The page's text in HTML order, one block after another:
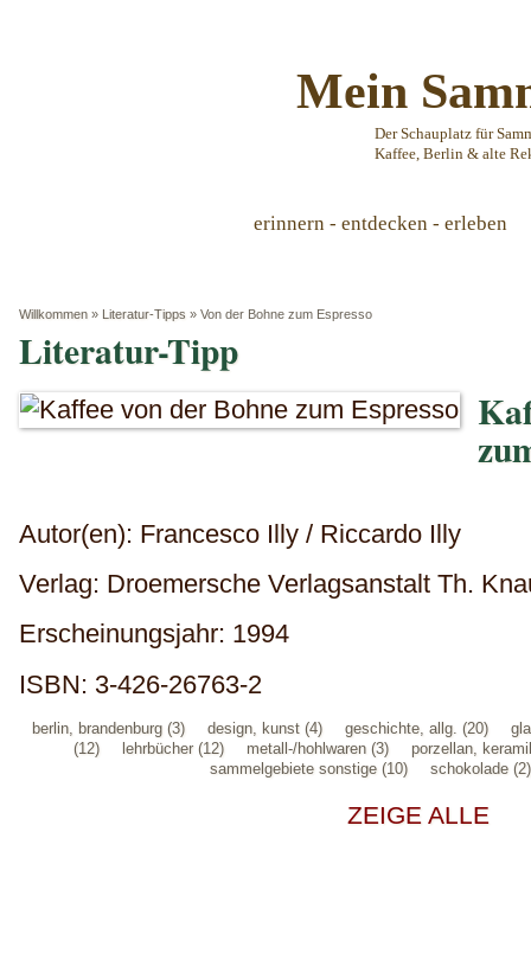
Mein
Der Schauplatz für
Kaffee, Berlin & alte
erinnern - entdecken - erleben
Willkommen » Literatur-Tipps » Von der Bohne zum Espresso
Literatur-Tipp
Autor(en): Francesco Illy / Riccardo Illy
Verlag: Droemersche Verlagsanstalt Th.
Erscheinungsjahr: 1994
ISBN: 3-426-26763-2
berlin, brandenburg (3) design, kunst (4) geschichte, allg. (20)
(12)
lehrbücher (12) metall-/hohlwaren (3)
porzellan,
sammelgebiete sonstige (10)
schokolade (2)
ZEIGE ALLE